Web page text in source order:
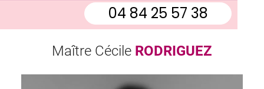
04 84 25 57 38
Maître Cécile RODRIGUEZ